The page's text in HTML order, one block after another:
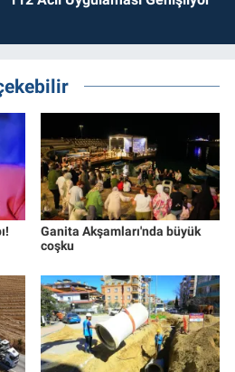
Ganita Akşamları'nda büyük
coşku